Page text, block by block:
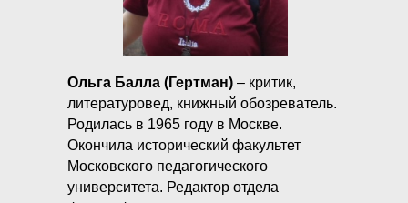
Ольга Балла (Гертман) – критик,
литературовед, книжный обозреватель.
Родилась в 1965 году в Москве.
Окончила исторический факультет
Московского педагогического
университета. Редактор отдела